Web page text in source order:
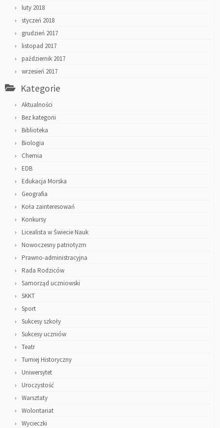
luty 2018
styczeń 2018
grudzień 2017
listopad 2017
październik 2017
wrzesień 2017
Kategorie
Aktualności
Bez kategorii
Biblioteka
Biologia
Chemia
EDB
Edukacja Morska
Geografia
Koła zainteresowań
Konkursy
Licealista w Świecie Nauk
Nowoczesny patriotyzm
Prawno-administracyjna
Rada Rodziców
Samorząd uczniowski
SKKT
Sport
Sukcesy szkoły
Sukcesy uczniów
Teatr
Turniej Historyczny
Uniwersytet
Uroczystość
Warsztaty
Wolontariat
Wycieczki